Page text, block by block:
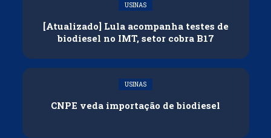
USINAS
[Atualizado] Lula acompanha testes de
biodiesel no IMT, setor cobra B17
USINAS
CNPE veda importação de biodiesel